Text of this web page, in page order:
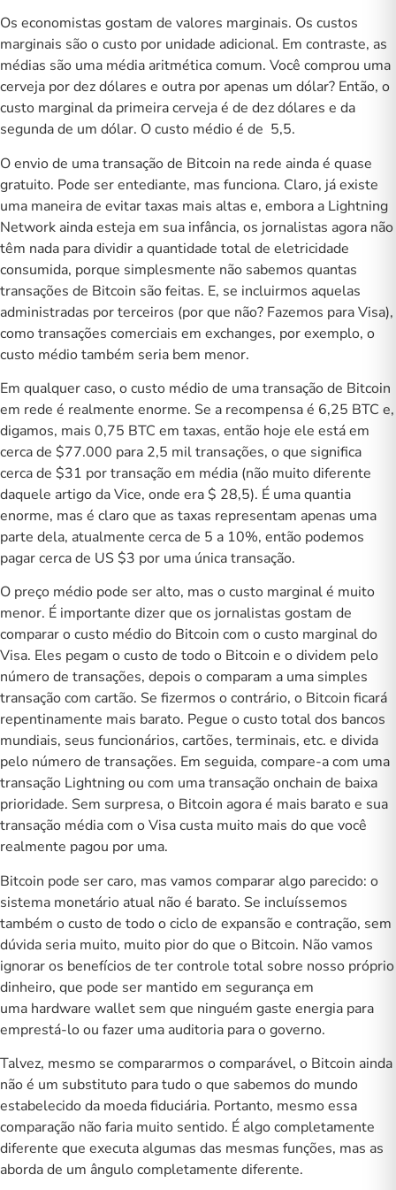
Os economistas gostam de valores marginais. Os custos
marginais são o custo por unidade adicional. Em contraste, as
médias são uma média aritmética comum. Você comprou uma
cerveja por dez dólares e outra por apenas um dólar? Então, o
custo marginal da primeira cerveja é de dez dólares e da
segunda de um dólar. O custo médio é de 5,5.
O envio de uma transação de Bitcoin na rede ainda é quase
gratuito. Pode ser entediante, mas funciona. Claro, já existe
uma maneira de evitar taxas mais altas e, embora a Lightning
Network ainda esteja em sua infância, os jornalistas agora não
têm nada para dividir a quantidade total de eletricidade
consumida, porque simplesmente não sabemos quantas
transações de Bitcoin são feitas. E, se incluirmos aquelas
administradas por terceiros (por que não? Fazemos para Visa),
como transações comerciais em exchanges, por exemplo, o
custo médio também seria bem menor.
Em qualquer caso, o custo médio de uma transação de Bitcoin
em rede é realmente enorme. Se a recompensa é 6,25 BTC e,
digamos, mais 0,75 BTC em taxas, então hoje ele está em
cerca de $77.000 para 2,5 mil transações, o que significa
cerca de $31 por transação em média (não muito diferente
daquele artigo da Vice, onde era $ 28,5). É uma quantia
enorme, mas é claro que as taxas representam apenas uma
parte dela, atualmente cerca de 5 a 10%, então podemos
pagar cerca de US $3 por uma única transação.
O preço médio pode ser alto, mas o custo marginal é muito
menor. É importante dizer que os jornalistas gostam de
comparar o custo médio do Bitcoin com o custo marginal do
Visa. Eles pegam o custo de todo o Bitcoin e o dividem pelo
número de transações, depois o comparam a uma simples
transação com cartão. Se fizermos o contrário, o Bitcoin ficará
repentinamente mais barato. Pegue o custo total dos bancos
mundiais, seus funcionários, cartões, terminais, etc. e divida
pelo número de transações. Em seguida, compare-a com uma
transação Lightning ou com uma transação onchain de baixa
prioridade. Sem surpresa, o Bitcoin agora é mais barato e sua
transação média com o Visa custa muito mais do que você
realmente pagou por uma.
Bitcoin pode ser caro, mas vamos comparar algo parecido: o
sistema monetário atual não é barato. Se incluíssemos
também o custo de todo o ciclo de expansão e contração, sem
dúvida seria muito, muito pior do que o Bitcoin. Não vamos
ignorar os benefícios de ter controle total sobre nosso próprio
dinheiro, que pode ser mantido em segurança em
uma hardware wallet sem que ninguém gaste energia para
emprestá-lo ou fazer uma auditoria para o governo.
Talvez, mesmo se compararmos o comparável, o Bitcoin ainda
não é um substituto para tudo o que sabemos do mundo
estabelecido da moeda fiduciária. Portanto, mesmo essa
comparação não faria muito sentido. É algo completamente
diferente que executa algumas das mesmas funções, mas as
aborda de um ângulo completamente diferente.